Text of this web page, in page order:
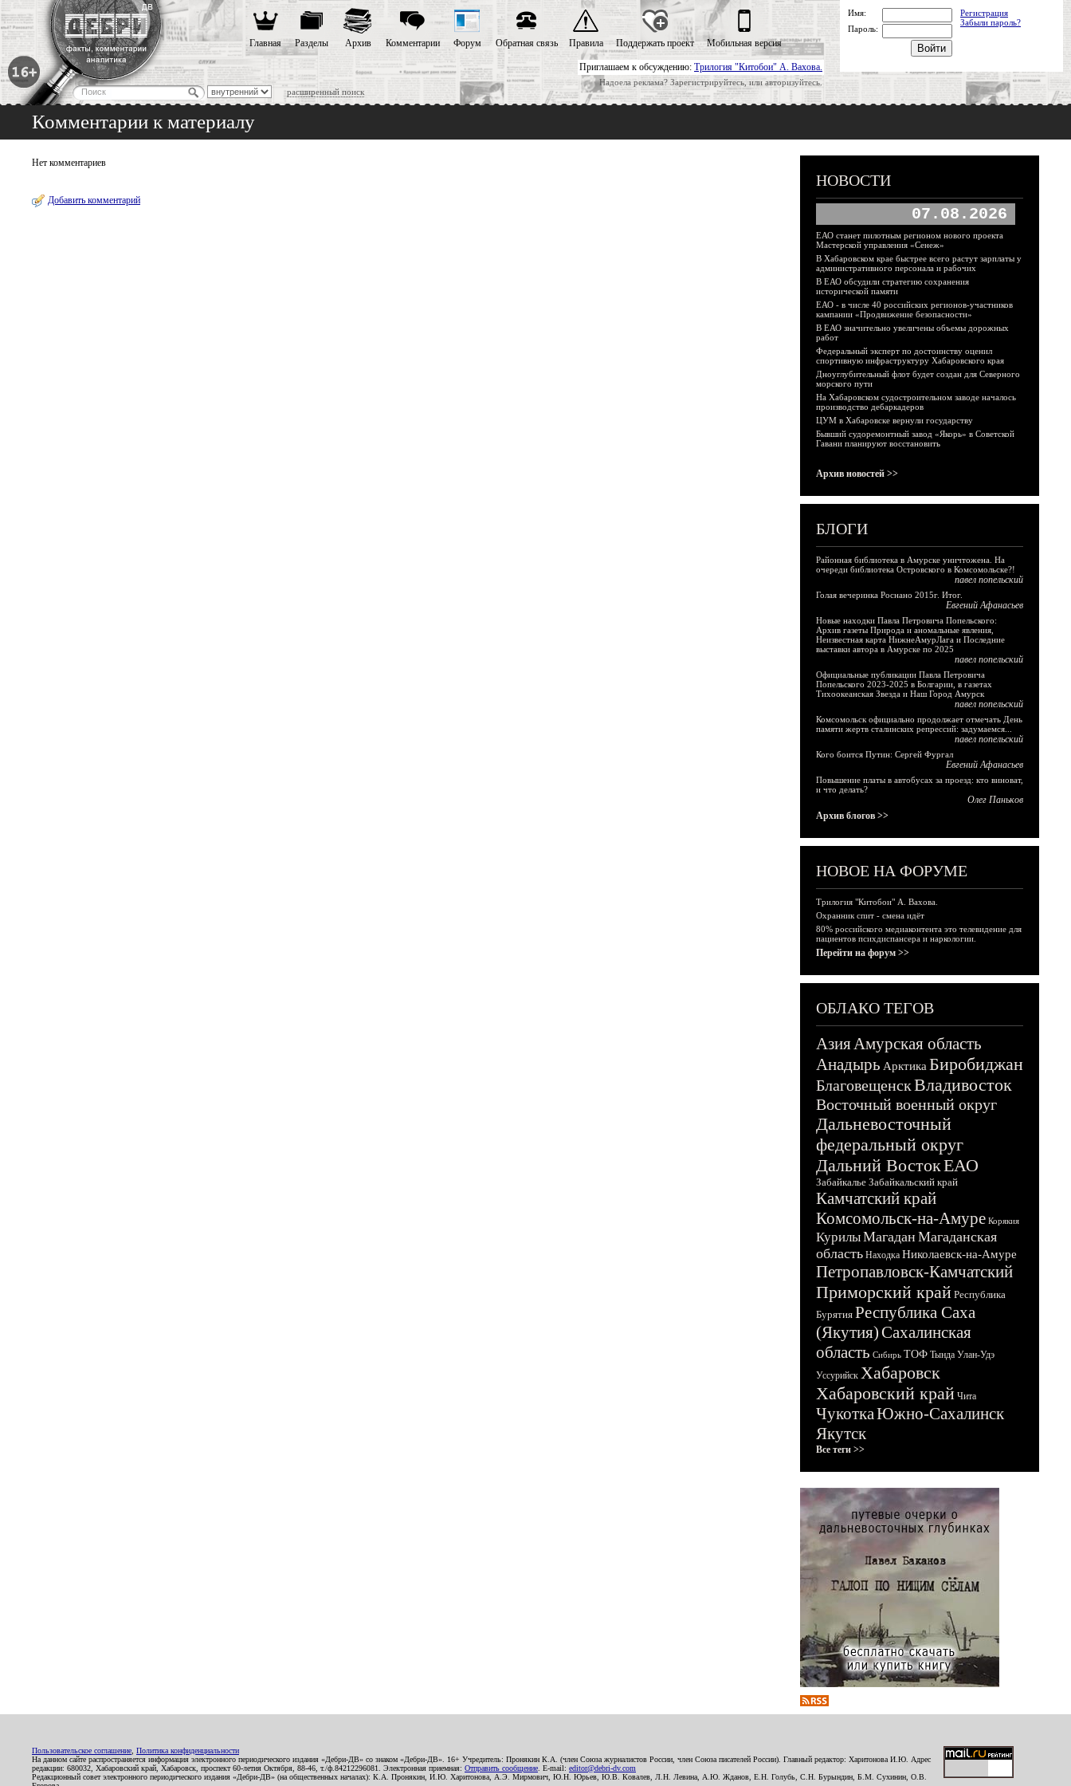
Приглашаем к обсуждению: Трилогия "Китобои" А. Вахова.
Надоела реклама? Зарегистрируйтесь, или авторизуйтесь.
расширенный поиск
Главная Разделы Архив Комментарии Форум Обратная связь Правила Поддержать проект Мобильная версия
Имя:
Регистрация
Забыли пароль?
Пароль:
Комментарии к материалу
Нет комментариев
Добавить комментарий
НОВОСТИ
07.08.2026
ЕАО станет пилотным регионом нового проекта
Мастерской управления «Сенеж»
В Хабаровском крае быстрее всего растут зарплаты у
административного персонала и рабочих
В ЕАО обсудили стратегию сохранения
исторической памяти
ЕАО - в числе 40 российских регионов-участников
кампании «Продвижение безопасности»
В ЕАО значительно увеличены объемы дорожных
работ
Федеральный эксперт по достоинству оценил
спортивную инфраструктуру Хабаровского края
Дноуглубительный флот будет создан для Северного
морского пути
На Хабаровском судостроительном заводе началось
производство дебаркадеров
ЦУМ в Хабаровске вернули государству
Бывший судоремонтный завод «Якорь» в Советской
Гавани планируют восстановить
Архив новостей >>
БЛОГИ
Районная библиотека в Амурске уничтожена. На
очереди библиотека Островского в Комсомольске?!
павел попельский
Голая вечеринка Роснано 2015г. Итог.
Евгений Афанасьев
Новые находки Павла Петровича Попельского:
Архив газеты Природа и аномальные явления,
Неизвестная карта НижнеАмурЛага и Последние
выставки автора в Амурске по 2025
павел попельский
Официальные публикации Павла Петровича
Попельского 2023-2025 в Болгарии, в газетах
Тихоокеанская Звезда и Наш Город Амурск
павел попельский
Комсомольск официально продолжает отмечать День
памяти жертв сталинских репрессий: задумаемся...
павел попельский
Кого боится Путин: Сергей Фургал
Евгений Афанасьев
Повышение платы в автобусах за проезд: кто виноват,
и что делать?
Олег Паньков
Архив блогов >>
НОВОЕ НА ФОРУМЕ
Трилогия "Китобои" А. Вахова.
Охранник спит - смена идёт
80% российского медиаконтента это телевидение для
пациентов психдиспансера и наркологии.
Перейти на форум >>
ОБЛАКО ТЕГОВ
АзияАмурская область
Анадырь Арктика Биробиджан
БлаговещенскВладивосток
Восточный военный округ
Дальневосточный
федеральный округ
Дальний ВостокЕАО
Забайкалье Забайкальский край
Камчатский край
Комсомольск-на-Амуре Корякия
КурилыМагадан Магаданская
область Находка Николаевск-на-Амуре
Петропавловск-Камчатский
Приморский край Республика
Бурятия Республика Саха
(Якутия)Сахалинская
область Сибирь ТОФ Тында Улан-Удэ
Уссурийск Хабаровск
Хабаровский край Чита
ЧукоткаЮжно-Сахалинск
Якутск
Все теги >>
Пользовательское соглашение Политика конфиденциальности
На данном сайте распространяется информация электронного периодического издания «Дебри-ДВ» со знаком «Дебри-ДВ». 16+ Учредитель: Пронякин К.А. (член Союза журналистов России, член Союза писателей России). Главный редактор: Харитонова И.Ю. Адрес
редакции: 680032, Хабаровский край, Хабаровск, проспект 60-летия Октября, 88-46, т./ф.84212296081. Электронная приемная: Отправить сообщение . E-mail: editor@debri-dv.com
Редакционный совет электронного периодического издания «Дебри-ДВ» (на общественных началах): К.А. Пронякин, И.Ю. Харитонова, А.Э. Мирмович, Ю.Н. Юрьев, Ю.В. Ковалев, Л.Н. Левина, А.Ю. Жданов, Е.Н. Голубь, С.Н. Бурындин, Б.М. Сухинин, О.В.